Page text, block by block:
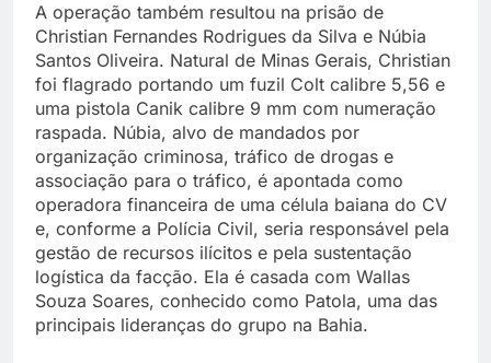
A operação também resultou na prisão de
Christian Fernandes Rodrigues da Silva e Núbia
Santos Oliveira. Natural de Minas Gerais, Christian
foi flagrado portando um fuzil Colt calibre 5,56 e
uma pistola Canik calibre 9 mm com numeração
raspada. Núbia, alvo de mandados por
organização criminosa, tráfico de drogas e
associação para o tráfico, é apontada como
operadora financeira de uma célula baiana do CV
e, conforme a Polícia Civil, seria responsável pela
gestão de recursos ilícitos e pela sustentação
logística da facção. Ela é casada com Wallas
Souza Soares, conhecido como Patola, uma das
principais lideranças do grupo na Bahia.